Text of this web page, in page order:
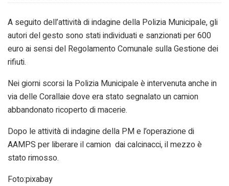
A seguito dell’attività di indagine della Polizia Municipale, gli
autori del gesto sono stati individuati e sanzionati per 600
euro ai sensi del Regolamento Comunale sulla Gestione dei
rifiuti.
Nei giorni scorsi la Polizia Municipale è intervenuta anche in
via delle Corallaie dove era stato segnalato un camion
abbandonato ricoperto di macerie.
Dopo le attività di indagine della PM e l’operazione di
AAMPS per liberare il camion dai calcinacci, il mezzo è
stato rimosso.
Foto:pixabay